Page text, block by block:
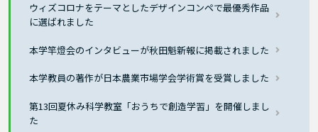
ウィズコロナをテーマとしたデザインコンペで最優秀作品
に選ばれました
本学竿燈会のインタビューが秋田魁新報に掲載されました
本学教員の著作が日本農業市場学会学術賞を受賞しました
第13回夏休み科学教室「おうちで創造学習」を開催しまし
た